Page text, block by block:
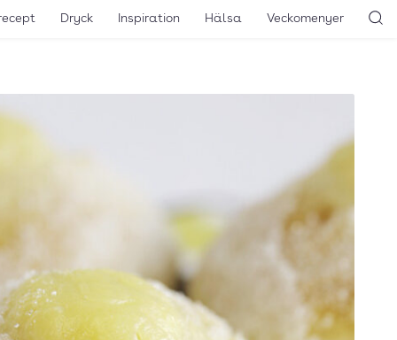
Dryck Inspiration Hälsa Veckomenyer